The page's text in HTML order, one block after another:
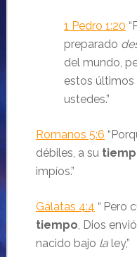
1 Pedro 1:20
preparado
del mundo,
estos últimos
ustedes.”
Romanos 5:6
débiles, a su
impíos.”
Gálatas 4:4 “ Pero
tiempo , Dios
nacido bajo laley,”